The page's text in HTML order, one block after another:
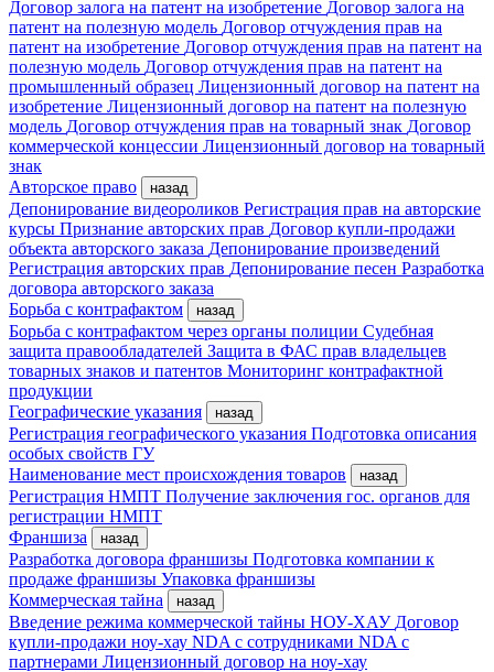
Договор залога на патент на изобретение Договор залога на
патент на полезную модель Договор отчуждения прав на
патент на изобретение Договор отчуждения прав на патент на
полезную модель Договор отчуждения прав на патент на
промышленный образец Лицензионный договор на патент на
изобретение Лицензионный договор на патент на полезную
модель Договор отчуждения прав на товарный знак Договор
коммерческой концессии Лицензионный договор на товарный
знак
Авторское право
назад
Депонирование видеороликов Регистрация прав на авторские
курсы Признание авторских прав Договор купли-продажи
объекта авторского заказа Депонирование произведений
Регистрация авторских прав Депонирование песен Разработка
договора авторского заказа
Борьба с контрафактом
назад
Борьба с контрафактом через органы полиции Судебная
защита правообладателей Защита в ФАС прав владельцев
товарных знаков и патентов Мониторинг контрафактной
продукции
Географические указания
назад
Регистрация географического указания Подготовка описания
особых свойств ГУ
Наименование мест происхождения товаров
назад
Регистрация НМПТ Получение заключения гос. органов для
регистрации НМПТ
Франшиза
назад
Разработка договора франшизы Подготовка компании к
продаже франшизы Упаковка франшизы
Коммерческая тайна
назад
Введение режима коммерческой тайны НОУ-ХАУ Договор
купли-продажи ноу-хау NDA с сотрудниками NDA с
партнерами Лицензионный договор на ноу-хау